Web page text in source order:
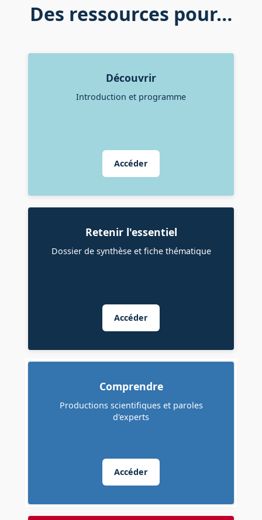
Des ressources pour…
Découvrir
Introduction et programme
Accéder
Retenir l'essentiel
Dossier de synthèse et fiche thématique
Accéder
Comprendre
Productions scientifiques et paroles
d'experts
Accéder